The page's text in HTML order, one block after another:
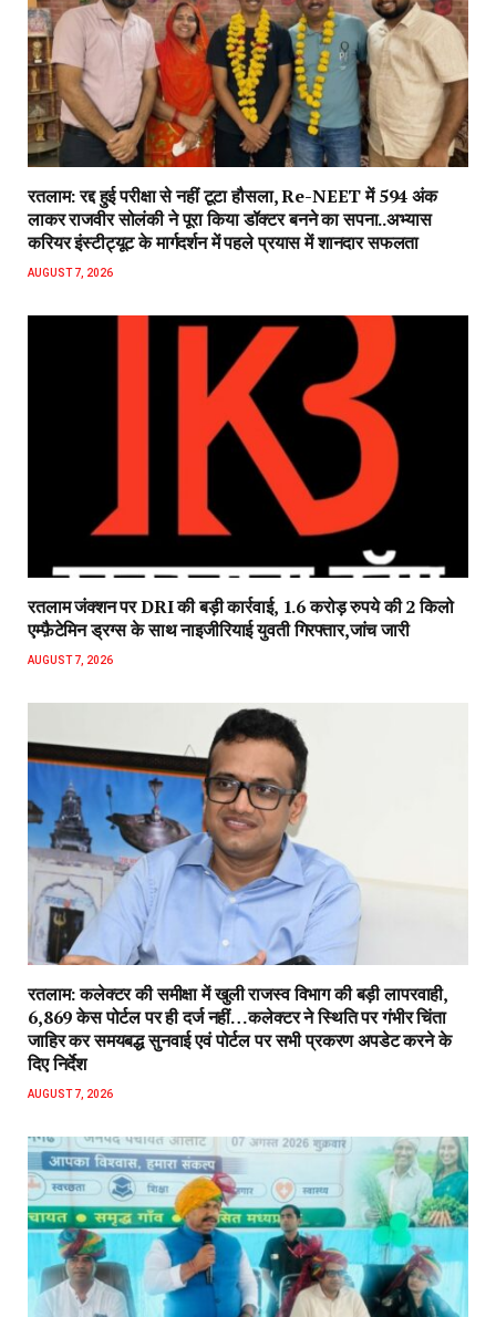
रतलाम: रद्द हुई परीक्षा से नहीं टूटा हौसला, Re-NEET में 594 अंक
लाकर राजवीर सोलंकी ने पूरा किया डॉक्टर बनने का सपना..अभ्यास
करियर इंस्टीट्यूट के मार्गदर्शन में पहले प्रयास में शानदार सफलता
AUGUST 7, 2026
रतलाम जंक्शन पर DRI की बड़ी कार्रवाई, 1.6 करोड़ रुपये की 2 किलो
एम्फ़ैटेमिन ड्रग्स के साथ नाइजीरियाई युवती गिरफ्तार,जांच जारी
AUGUST 7, 2026
रतलाम: कलेक्टर की समीक्षा में खुली राजस्व विभाग की बड़ी लापरवाही,
6,869 केस पोर्टल पर ही दर्ज नहीं…कलेक्टर ने स्थिति पर गंभीर चिंता
जाहिर कर समयबद्ध सुनवाई एवं पोर्टल पर सभी प्रकरण अपडेट करने के
दिए निर्देश
AUGUST 7, 2026